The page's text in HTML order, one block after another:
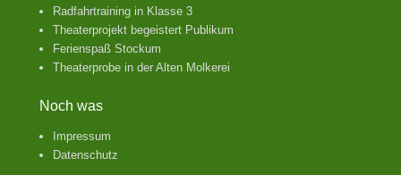
Radfahrtraining in Klasse 3
Theaterprojekt begeistert Publikum
Ferienspaß Stockum
Theaterprobe in der Alten Molkerei
Noch was
Impressum
Datenschutz